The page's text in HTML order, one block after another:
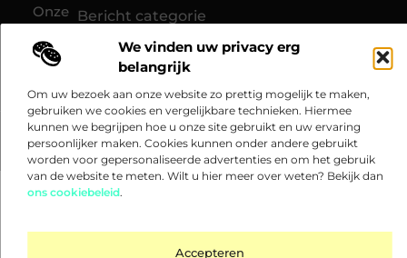
We vinden uw privacy erg
belangrijk
Om uw bezoek aan onze website zo prettig mogelijk te maken,
gebruiken we cookies en vergelijkbare technieken. Hiermee
kunnen we begrijpen hoe u onze site gebruikt en uw ervaring
persoonlijker maken. Cookies kunnen onder andere gebruikt
worden voor gepersonaliseerde advertenties en om het gebruik
van de website te meten. Wilt u hier meer over weten? Bekijk dan
ons cookiebeleid.
Accepteren
Onze Bericht categorie
@2025 www.quad-adventure.be. All Right Reserved.​